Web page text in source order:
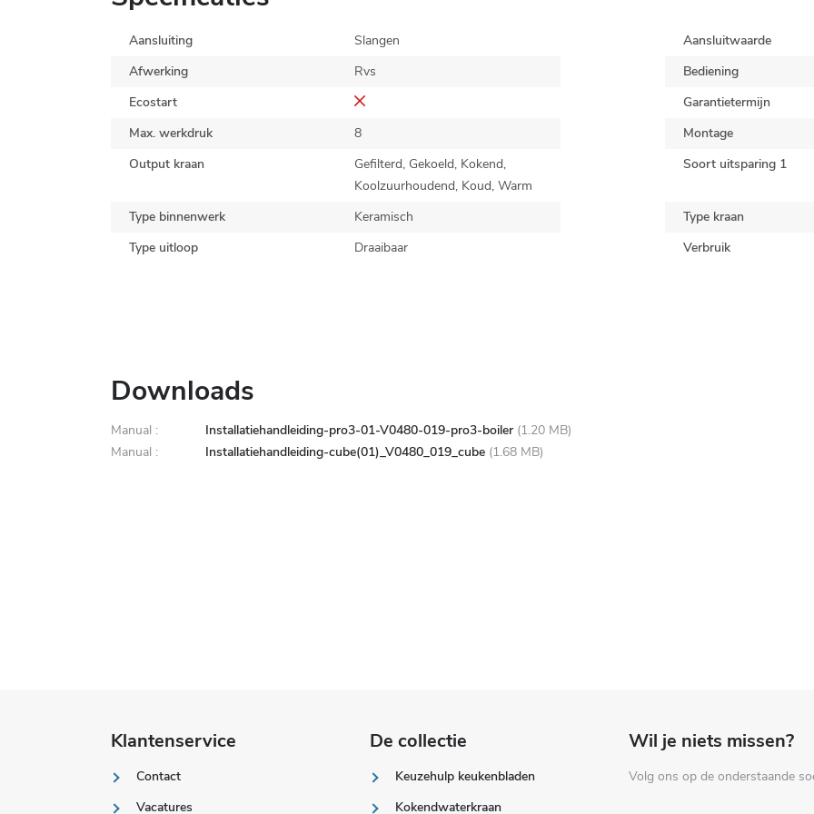
Aansluiting Slangen Aansluitwaarde
Afwerking
Rvs Bediening
Ecostart
Garantietermijn
Max. werkdruk
8 Montage
Output kraan
Gefilterd, Gekoeld, Kokend,
Koolzuurhoudend, Koud, Warm
Soort uitsparing 1
Type binnenwerk Keramisch Type kraan
Type uitloop
Draaibaar Verbruik
Downloads
Manual : Installatiehandleiding-pro3-01-V0480-019-pro3-boiler (1.20 MB)
Manual :
Installatiehandleiding-cube(01)_V0480_019_cube (1.68 MB)
Klantenservice
Contact
Vacatures
De collectie
Keuzehulp keukenbladen
Kokendwaterkraan
Wil je niets missen?
Volg ons op de onderstaande